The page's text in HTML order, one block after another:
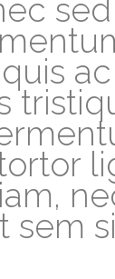
sem